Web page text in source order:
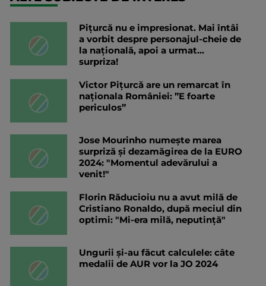
Pițurcă nu e impresionat. Mai întâi
a vorbit despre personajul-cheie de
la națională, apoi a urmat...
surpriza!
Victor Pițurcă are un remarcat în
naționala României: ”E foarte
periculos”
Jose Mourinho numește marea
surpriză și dezamăgirea de la EURO
2024: "Momentul adevărului a
venit!"
Florin Răducioiu nu a avut milă de
Cristiano Ronaldo, după meciul din
optimi: "Mi-era milă, neputință"
Ungurii și-au făcut calculele: câte
medalii de AUR vor la JO 2024